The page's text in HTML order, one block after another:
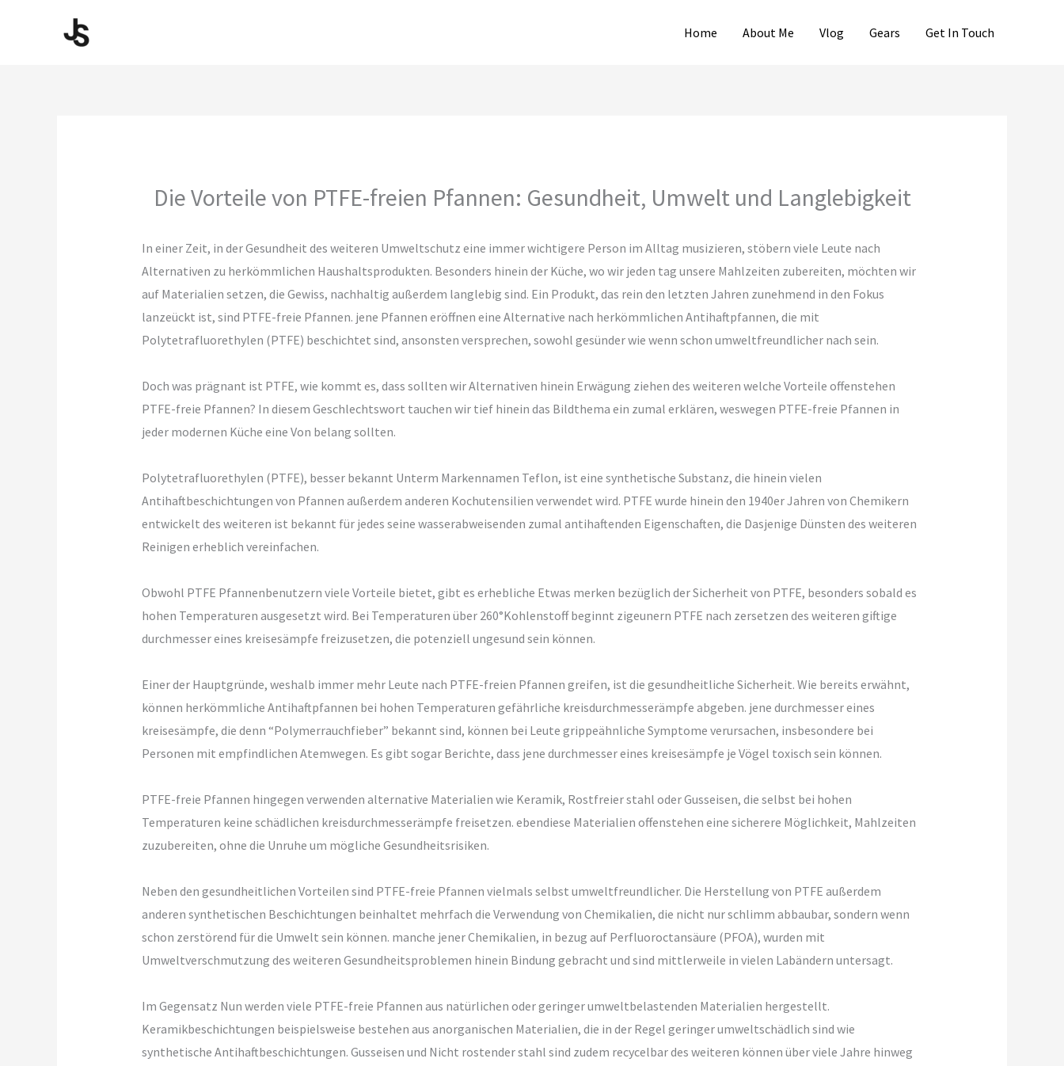
Home About Me Vlog Gears Get In Touch
Die Vorteile von PTFE-freien Pfannen: Gesundheit, Umwelt und Langlebigkeit
In einer Zeit, in der Gesundheit des weiteren Umweltschutz eine immer wichtigere Person im Alltag musizieren, stöbern viele Leute nach
Alternativen zu herkömmlichen Haushaltsprodukten. Besonders hinein der Küche, wo wir jeden tag unsere Mahlzeiten zubereiten, möchten wir
auf Materialien setzen, die Gewiss, nachhaltig außerdem langlebig sind. Ein Produkt, das rein den letzten Jahren zunehmend in den Fokus
lanzeückt ist, sind PTFE-freie Pfannen. jene Pfannen eröffnen eine Alternative nach herkömmlichen Antihaftpfannen, die mit
Polytetrafluorethylen (PTFE) beschichtet sind, ansonsten versprechen, sowohl gesünder wie wenn schon umweltfreundlicher nach sein.
Doch was prägnant ist PTFE, wie kommt es, dass sollten wir Alternativen hinein Erwägung ziehen des weiteren welche Vorteile offenstehen
PTFE-freie Pfannen? In diesem Geschlechtswort tauchen wir tief hinein das Bildthema ein zumal erklären, weswegen PTFE-freie Pfannen in
jeder modernen Küche eine Von belang sollten.
Polytetrafluorethylen (PTFE), besser bekannt Unterm Markennamen Teflon, ist eine synthetische Substanz, die hinein vielen
Antihaftbeschichtungen von Pfannen außerdem anderen Kochutensilien verwendet wird. PTFE wurde hinein den 1940er Jahren von Chemikern
entwickelt des weiteren ist bekannt für jedes seine wasserabweisenden zumal antihaftenden Eigenschaften, die Dasjenige Dünsten des weiteren
Reinigen erheblich vereinfachen.
Obwohl PTFE Pfannenbenutzern viele Vorteile bietet, gibt es erhebliche Etwas merken bezüglich der Sicherheit von PTFE, besonders sobald es
hohen Temperaturen ausgesetzt wird. Bei Temperaturen über 260°Kohlenstoff beginnt zigeunern PTFE nach zersetzen des weiteren giftige
durchmesser eines kreisesämpfe freizusetzen, die potenziell ungesund sein können.
Einer der Hauptgründe, weshalb immer mehr Leute nach PTFE-freien Pfannen greifen, ist die gesundheitliche Sicherheit. Wie bereits erwähnt,
können herkömmliche Antihaftpfannen bei hohen Temperaturen gefährliche kreisdurchmesserämpfe abgeben. jene durchmesser eines
kreisesämpfe, die denn “Polymerrauchfieber” bekannt sind, können bei Leute grippeähnliche Symptome verursachen, insbesondere bei
Personen mit empfindlichen Atemwegen. Es gibt sogar Berichte, dass jene durchmesser eines kreisesämpfe je Vögel toxisch sein können.
PTFE-freie Pfannen hingegen verwenden alternative Materialien wie Keramik, Rostfreier stahl oder Gusseisen, die selbst bei hohen
Temperaturen keine schädlichen kreisdurchmesserämpfe freisetzen. ebendiese Materialien offenstehen eine sicherere Möglichkeit, Mahlzeiten
zuzubereiten, ohne die Unruhe um mögliche Gesundheitsrisiken.
Neben den gesundheitlichen Vorteilen sind PTFE-freie Pfannen vielmals selbst umweltfreundlicher. Die Herstellung von PTFE außerdem
anderen synthetischen Beschichtungen beinhaltet mehrfach die Verwendung von Chemikalien, die nicht nur schlimm abbaubar, sondern wenn
schon zerstörend für die Umwelt sein können. manche jener Chemikalien, in bezug auf Perfluoroctansäure (PFOA), wurden mit
Umweltverschmutzung des weiteren Gesundheitsproblemen hinein Bindung gebracht und sind mittlerweile in vielen Labändern untersagt.
Im Gegensatz Nun werden viele PTFE-freie Pfannen aus natürlichen oder geringer umweltbelastenden Materialien hergestellt.
Keramikbeschichtungen beispielsweise bestehen aus anorganischen Materialien, die in der Regel geringer umweltschädlich sind wie
synthetische Antihaftbeschichtungen. Gusseisen und Nicht rostender stahl sind zudem recycelbar des weiteren können über viele Jahre hinweg